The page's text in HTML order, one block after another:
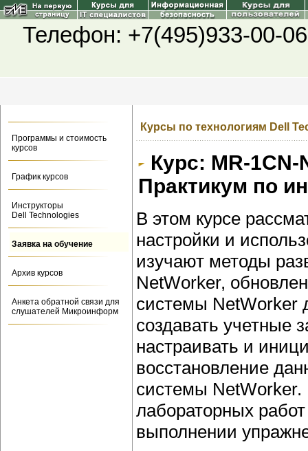
Телефон: +7(495)933-00-
Программы и стоимость
курсов
График курсов
Инструкторы
Dell Technologies
Заявка на обучение
Архив курсов
Анкета обратной связи для
слушателей Микроинформ
Курсы по технологиям Dell
Курс: MR-
Практикум по
В этом курсе
настройки и
изучают методы
NetWorker,
системы NetWorker
создавать учетные
настраивать и
восстановление
системы NetWorker.
лабораторных
выполнении